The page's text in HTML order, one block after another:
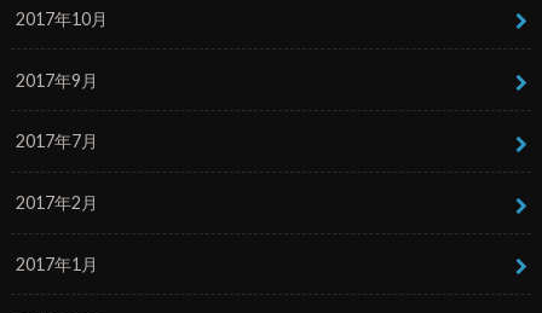
2017年10月
2017年9月
2017年7月
2017年2月
2017年1月